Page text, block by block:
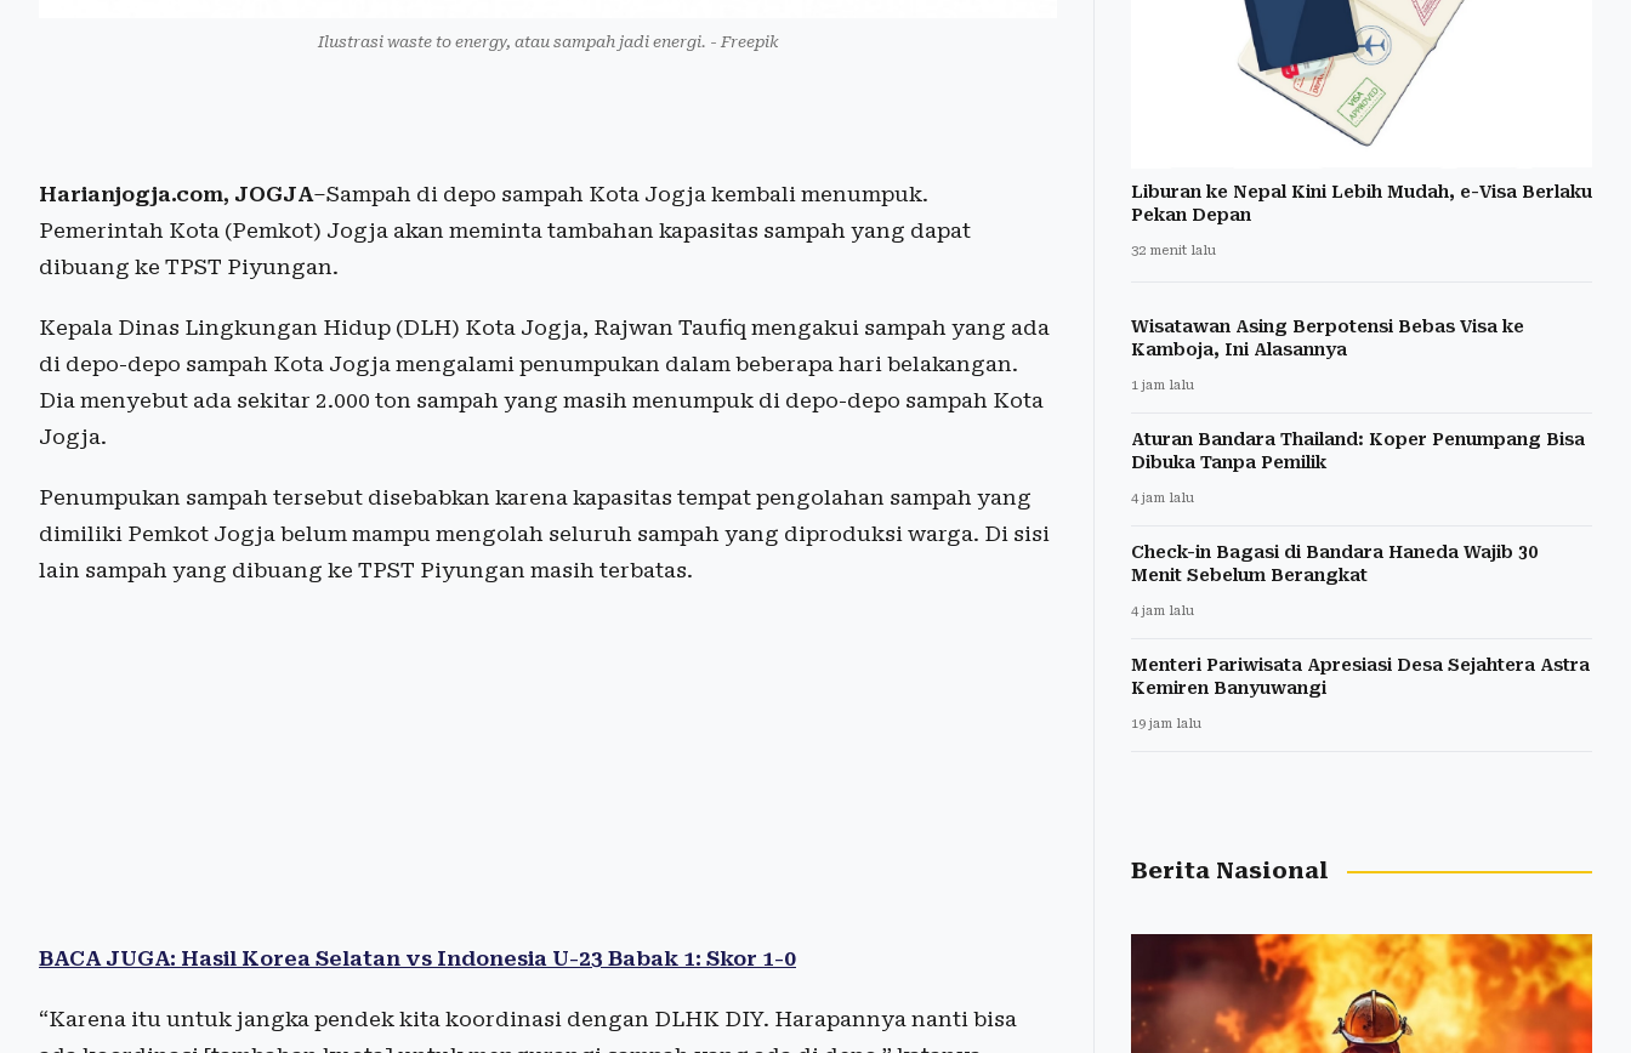
Ilustrasi waste to energy, atau sampah jadi energi. - Freepik
Harianjogja.com, JOGJA–Sampah di depo sampah Kota Jogja kembali menumpuk.
Pemerintah Kota (Pemkot) Jogja akan meminta tambahan kapasitas sampah yang dapat
dibuang ke TPST Piyungan.
Kepala Dinas Lingkungan Hidup (DLH) Kota Jogja, Rajwan Taufiq mengakui sampah yang ada
di depo-depo sampah Kota Jogja mengalami penumpukan dalam beberapa hari belakangan.
Dia menyebut ada sekitar 2.000 ton sampah yang masih menumpuk di depo-depo sampah Kota
Jogja.
Penumpukan sampah tersebut disebabkan karena kapasitas tempat pengolahan sampah yang
dimiliki Pemkot Jogja belum mampu mengolah seluruh sampah yang diproduksi warga. Di sisi
lain sampah yang dibuang ke TPST Piyungan masih terbatas.
BACA JUGA: Hasil Korea Selatan vs Indonesia U-23 Babak 1: Skor 1-0
“Karena itu untuk jangka pendek kita koordinasi dengan DLHK DIY. Harapannya nanti bisa
Liburan ke Nepal Kini Lebih Mudah, e-Visa Berlaku
Pekan Depan
32 menit lalu
Wisatawan Asing Berpotensi Bebas Visa ke
Kamboja, Ini Alasannya
1 jam lalu
Aturan Bandara Thailand: Koper Penumpang Bisa
Dibuka Tanpa Pemilik
4 jam lalu
Check-in Bagasi di Bandara Haneda Wajib 30
Menit Sebelum Berangkat
4 jam lalu
Menteri Pariwisata Apresiasi Desa Sejahtera Astra
Kemiren Banyuwangi
19 jam lalu
Berita Nasional